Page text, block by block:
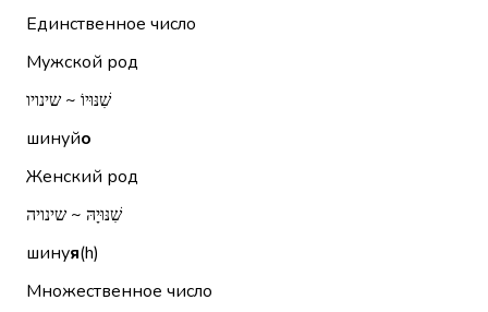
Единственное число
Мужской род
שִׁנּוּיוֹ ~ שינויו
шинуйо
Женский род
שִׁנּוּיָהּ ~ שינויה
шинуя(h)
Множественное число